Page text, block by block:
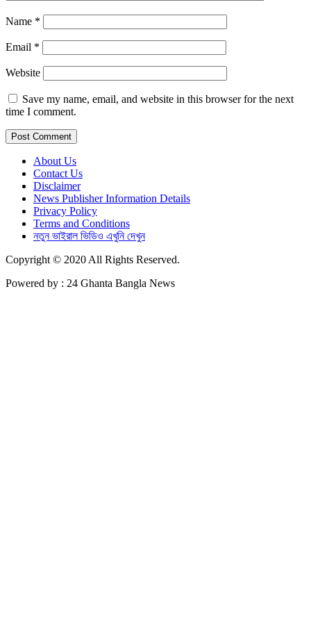
Name *
Email *
Website
Save my name, email, and website in this browser for the next
time I comment.
About Us
Contact Us
Disclaimer
News Publisher Information Details
Privacy Policy
Terms and Conditions
নতুন ভাইরাল ভিডিও এখুনি দেখুন
Copyright © 2020 All Rights Reserved.
Powered by : 24 Ghanta Bangla News